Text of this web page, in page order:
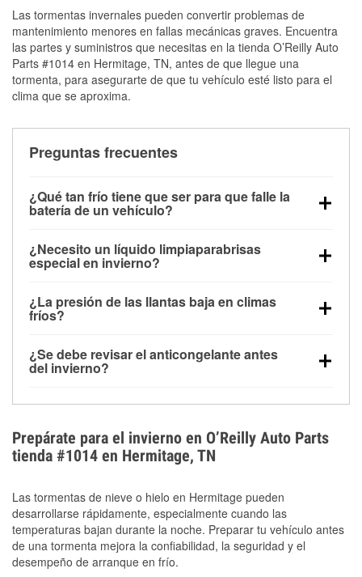
Las tormentas invernales pueden convertir problemas de
mantenimiento menores en fallas mecánicas graves. Encuentra
las partes y suministros que necesitas en la tienda O’Reilly Auto
Parts #1014 en Hermitage, TN, antes de que llegue una
tormenta, para asegurarte de que tu vehículo esté listo para el
clima que se aproxima.
Preguntas frecuentes
¿Qué tan frío tiene que ser para que falle la
batería de un vehículo?
debajo de los 32 °F y puede perder hasta la mitad de
su potencia de arranque cerca de los 0 °F, lo que
arranque.
¿Necesito un líquido limpiaparabrisas
especial en invierno?
la congelación y ayuda a disolver la sal y la nieve
derretida en la carretera para mejorar la visibilidad.
¿La presión de las llantas baja en climas
fríos?
alrededor de 1 PSI por cada 10 °F que baja la
temperatura. Puedes obtener más información sobre
¿Se debe revisar el anticongelante antes
del invierno?
el sobrecalentamiento en condiciones de frío
extremo. Aprende cómo comprobar la protección
anticongelante en nuestra sección How-To.
Prepárate para el invierno en O’Reilly Auto Parts
tienda #1014 en Hermitage, TN
Las tormentas de nieve o hielo en Hermitage pueden
desarrollarse rápidamente, especialmente cuando las
temperaturas bajan durante la noche. Preparar tu vehículo antes
de una tormenta mejora la confiabilidad, la seguridad y el
desempeño de arranque en frío.